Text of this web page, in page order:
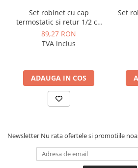
Tevi PEHD gaz
Fitinguri gaz
Vane de gaz si robineti
Izolatii tehnice
Izolatii pentru aer conditionat
Izolatii pentru sisteme solare
Polistiren expandat
Vata minerala bazaltica
Automatizari si elemente de
Set robinet cu cap
termostatic si retur 1/2 cu
prindere pentru PEX -
R470A, Giacomini
89,27 RON
TVA inclus
ADAUGA IN COS
Set
Newsletter Nu rata ofertele si promotiile